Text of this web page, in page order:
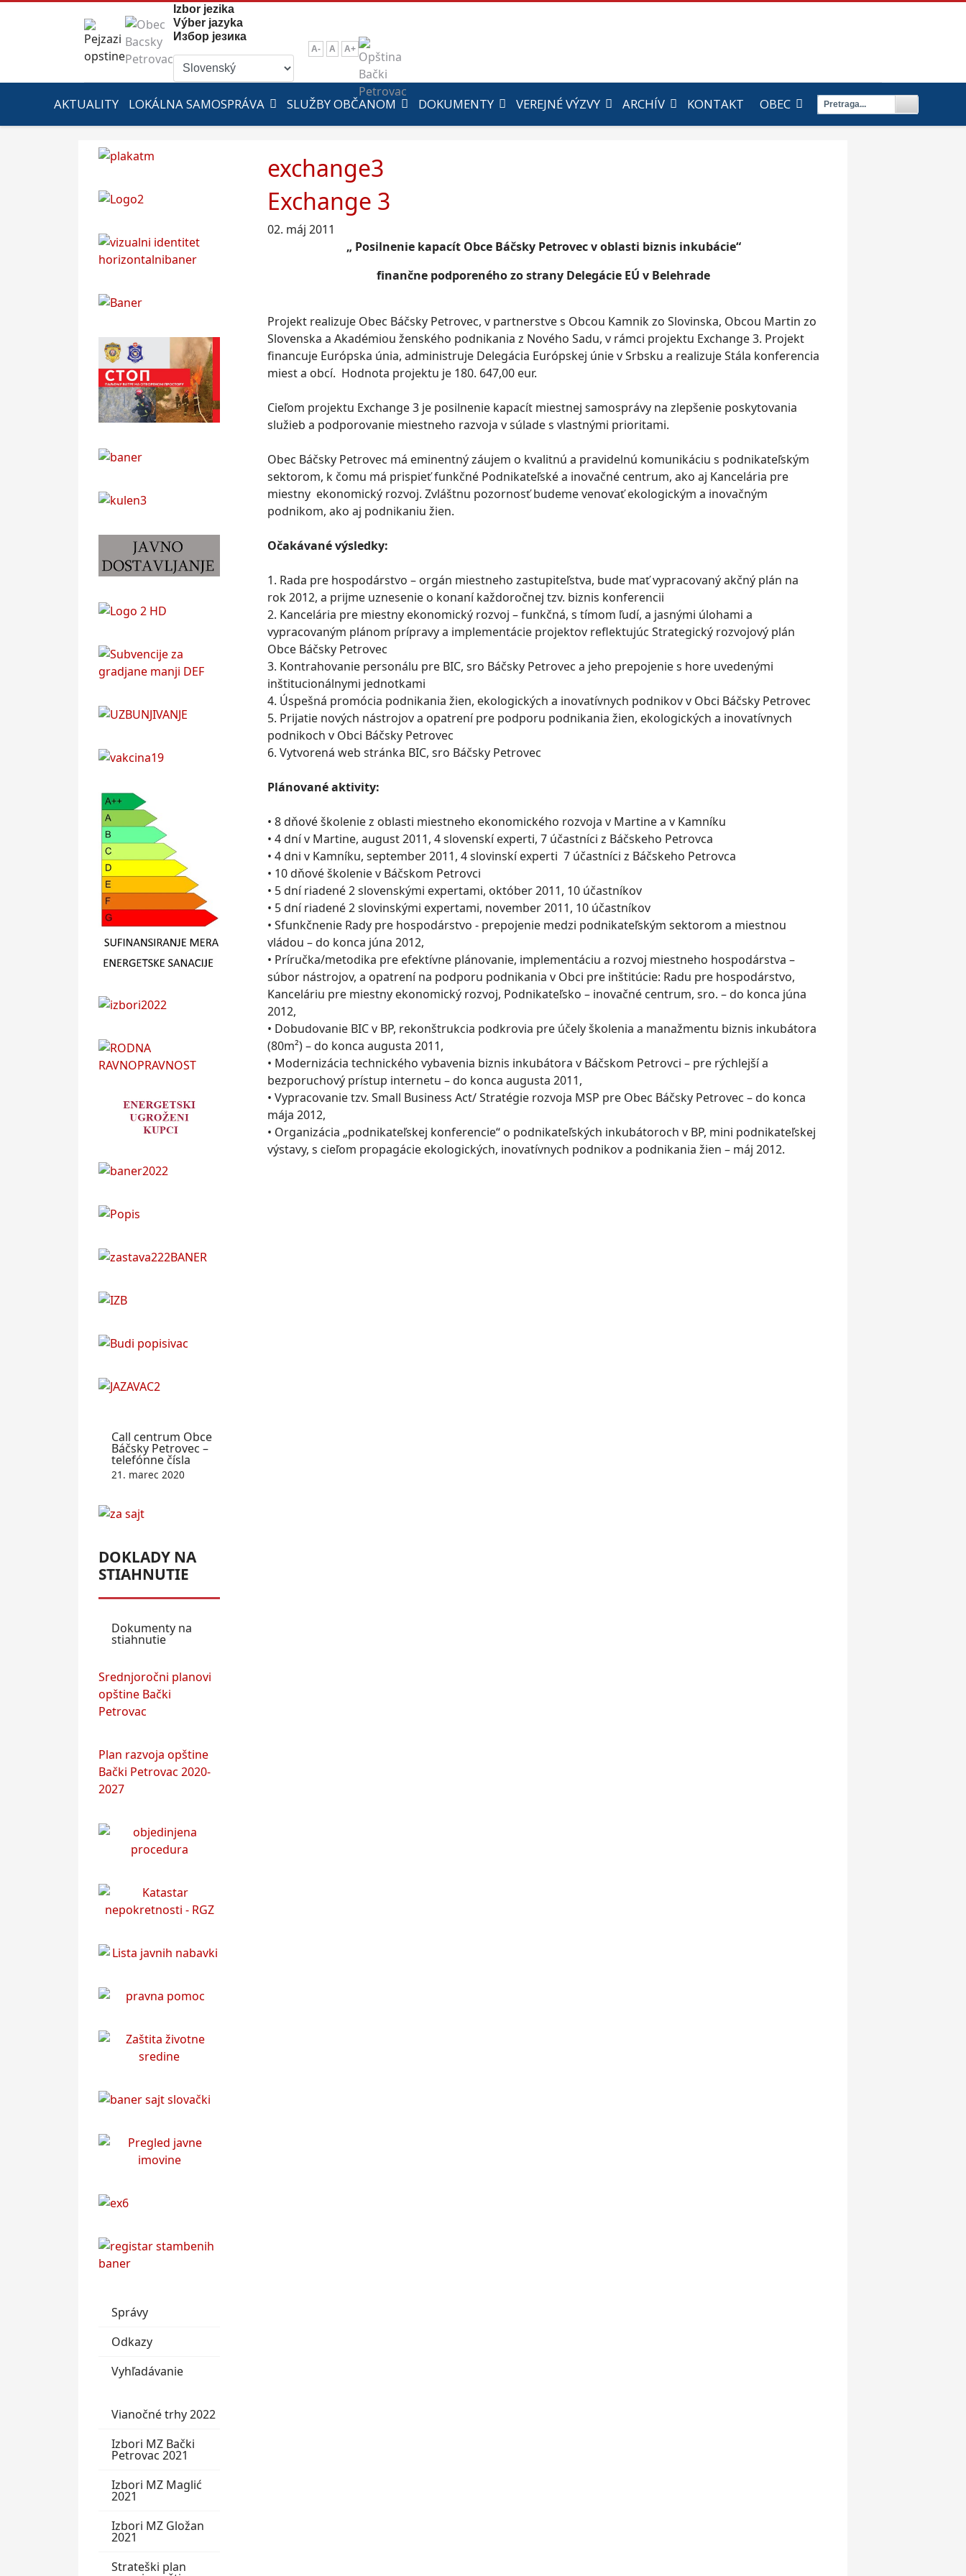
Izbor jezika
Výber jazyka
Избор језика
A- A A+
AKTUALITY LOKÁLNA SAMOSPRÁVA SLUŽBY OBČANOM DOKUMENTY VEREJNÉ VÝZVY ARCHÍV KONTAKT OBEC
Call centrum Obce
Báčsky Petrovec –
telefónne čísla
21. marec 2020
DOKLADY NA
STIAHNUTIE
Dokumenty na
stiahnutie
Srednjoročni planovi
opštine Bački
Petrovac
Plan razvoja opštine
Bački Petrovac 2020-
2027
Správy
Odkazy
Vyhľadávanie
Vianočné trhy 2022
Izbori MZ Bački
Petrovac 2021
Izbori MZ Maglić
2021
Izbori MZ Gložan
2021
Strateški plan
exchange3
Exchange 3
02. máj 2011
„ Posilnenie kapacít Obce Báčsky Petrovec v oblasti biznis inkubácie“
finančne podporeného zo strany Delegácie EÚ v Belehrade
Projekt realizuje Obec Báčsky Petrovec, v partnerstve s Obcou Kamnik zo Slovinska, Obcou Martin zo
Slovenska a Akadémiou ženského podnikania z Nového Sadu, v rámci projektu Exchange 3. Projekt
financuje Európska únia, administruje Delegácia Európskej únie v Srbsku a realizuje Stála konferencia
miest a obcí. Hodnota projektu je 180. 647,00 eur.
Cieľom projektu Exchange 3 je posilnenie kapacít miestnej samosprávy na zlepšenie poskytovania
služieb a podporovanie miestneho razvoja v súlade s vlastnými prioritami.
Obec Báčsky Petrovec má eminentný záujem o kvalitnú a pravidelnú komunikáciu s podnikateľským
sektorom, k čomu má prispieť funkčné Podnikateľské a inovačné centrum, ako aj Kancelária pre
miestny ekonomický rozvoj. Zvláštnu pozornosť budeme venovať ekologickým a inovačným
podnikom, ako aj podnikaniu žien.
Očakávané výsledky:
1. Rada pre hospodárstvo – orgán miestneho zastupiteľstva, bude mať vypracovaný akčný plán na
rok 2012, a prijme uznesenie o konaní každoročnej tzv. biznis konferencii
2. Kancelária pre miestny ekonomický rozvoj – funkčná, s tímom ľudí, a jasnými úlohami a
vypracovaným plánom prípravy a implementácie projektov reflektujúc Strategický rozvojový plán
Obce Báčsky Petrovec
3. Kontrahovanie personálu pre BIC, sro Báčsky Petrovec a jeho prepojenie s hore uvedenými
inštitucionálnymi jednotkami
4. Úspešná promócia podnikania žien, ekologických a inovatívnych podnikov v Obci Báčsky Petrovec
5. Prijatie nových nástrojov a opatrení pre podporu podnikania žien, ekologických a inovatívnych
podnikoch v Obci Báčsky Petrovec
6. Vytvorená web stránka BIC, sro Báčsky Petrovec
Plánované aktivity:
• 8 dňové školenie z oblasti miestneho ekonomického rozvoja v Martine a v Kamníku
• 4 dní v Martine, august 2011, 4 slovenskí experti, 7 účastníci z Báčskeho Petrovca
• 4 dni v Kamníku, september 2011, 4 slovinskí experti 7 účastníci z Báčskeho Petrovca
• 10 dňové školenie v Báčskom Petrovci
• 5 dní riadené 2 slovenskými expertami, október 2011, 10 účastníkov
• 5 dní riadené 2 slovinskými expertami, november 2011, 10 účastníkov
• Sfunkčnenie Rady pre hospodárstvo - prepojenie medzi podnikateľským sektorom a miestnou
vládou – do konca júna 2012,
• Príručka/metodika pre efektívne plánovanie, implementáciu a rozvoj miestneho hospodárstva –
súbor nástrojov, a opatrení na podporu podnikania v Obci pre inštitúcie: Radu pre hospodárstvo,
Kanceláriu pre miestny ekonomický rozvoj, Podnikateľsko – inovačné centrum, sro. – do konca júna
2012,
• Dobudovanie BIC v BP, rekonštrukcia podkrovia pre účely školenia a manažmentu biznis inkubátora
(80m²) – do konca augusta 2011,
• Modernizácia technického vybavenia biznis inkubátora v Báčskom Petrovci – pre rýchlejší a
bezporuchový prístup internetu – do konca augusta 2011,
• Vypracovanie tzv. Small Business Act/ Stratégie rozvoja MSP pre Obec Báčsky Petrovec – do konca
mája 2012,
• Organizácia „podnikateľskej konferencie“ o podnikateľských inkubátoroch v BP, mini podnikateľskej
výstavy, s cieľom propagácie ekologických, inovatívnych podnikov a podnikania žien – máj 2012.